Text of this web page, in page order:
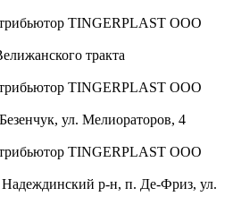
TINGERPLAST ООО
тракта
TINGERPLAST ООО
ул. Мелиораторов, 4
TINGERPLAST ООО
р-н, п. Де-Фриз, ул.